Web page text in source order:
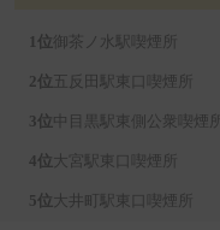
御茶ノ水駅喫煙所
五反田駅東口喫煙所
中目黒駅東側公衆喫煙所
大宮駅東口喫煙所
大井町駅東口喫煙所